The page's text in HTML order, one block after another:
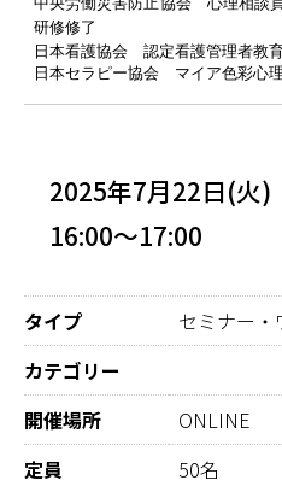
研修修了
日本看護協会 認定看護管理者教
日本セラピー協会 マイア色彩心
2025年7月22日(火)
16:00～17:00
タイプ
セミナー
カテゴリー
開催場所
ONLINE
定員
50名